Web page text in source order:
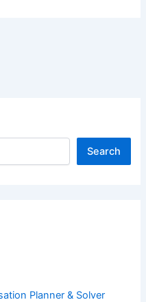
Search
Planner & Solver